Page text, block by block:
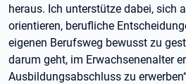
heraus. Ich unterstütze dabei, sich
orientieren, berufliche
eigenen Berufsweg bewusst zu
darum geht, im Erwachsenenalter
Ausbildungsabschluss zu